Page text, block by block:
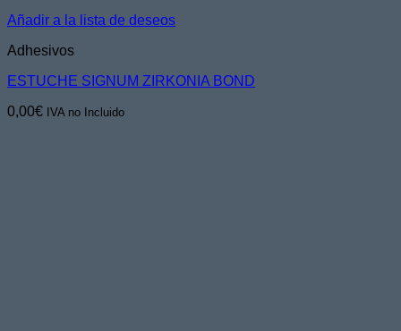
Añadir a la lista de deseos
Adhesivos
ESTUCHE SIGNUM ZIRKONIA BOND
0,00€ IVA no Incluido